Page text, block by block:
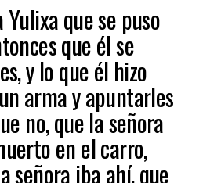
Yulixa que se puso
que él se
y lo que él hizo
arma y apuntarles
no, que la señora
en el carro,
señora iba ahí, que